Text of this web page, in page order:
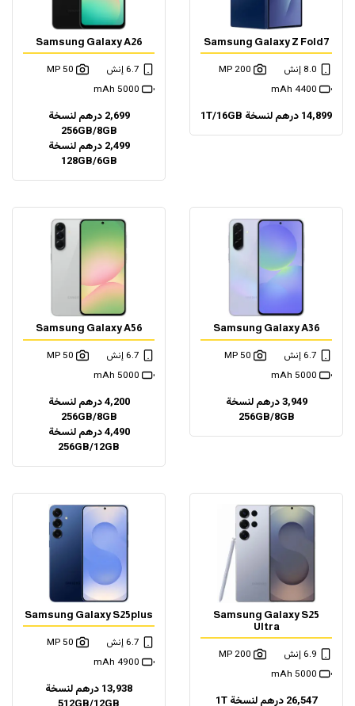
Samsung Galaxy Z Fold7
8.0 إنش
200 MP
4400 mAh
14,899 درهم لنسخة 1T/16GB
Samsung Galaxy A26
6.7 إنش
50 MP
5000 mAh
2,699 درهم لنسخة
256GB/8GB
2,499 درهم لنسخة
128GB/6GB
Samsung Galaxy A36
6.7 إنش
50 MP
5000 mAh
3,949 درهم لنسخة
256GB/8GB
Samsung Galaxy A56
6.7 إنش
50 MP
5000 mAh
4,200 درهم لنسخة
256GB/8GB
4,490 درهم لنسخة
256GB/12GB
Samsung Galaxy S25
Ultra
6.9 إنش
200 MP
5000 mAh
26,547 درهم لنسخة 1T
Samsung Galaxy S25plus
6.7 إنش
50 MP
4900 mAh
13,938 درهم لنسخة